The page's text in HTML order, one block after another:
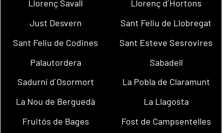
Llorenç Savall
Llorenç d´Hortons
Just Desvern
Sant Feliu de Llobregat
Sant Feliu de Codines
Sant Esteve Sesrovires
Palautordera
Sabadell
Sadurní d´Osormort
La Pobla de Claramunt
La Nou de Berguedà
La Llagosta
Fruitós de Bages
Fost de Campsentelles